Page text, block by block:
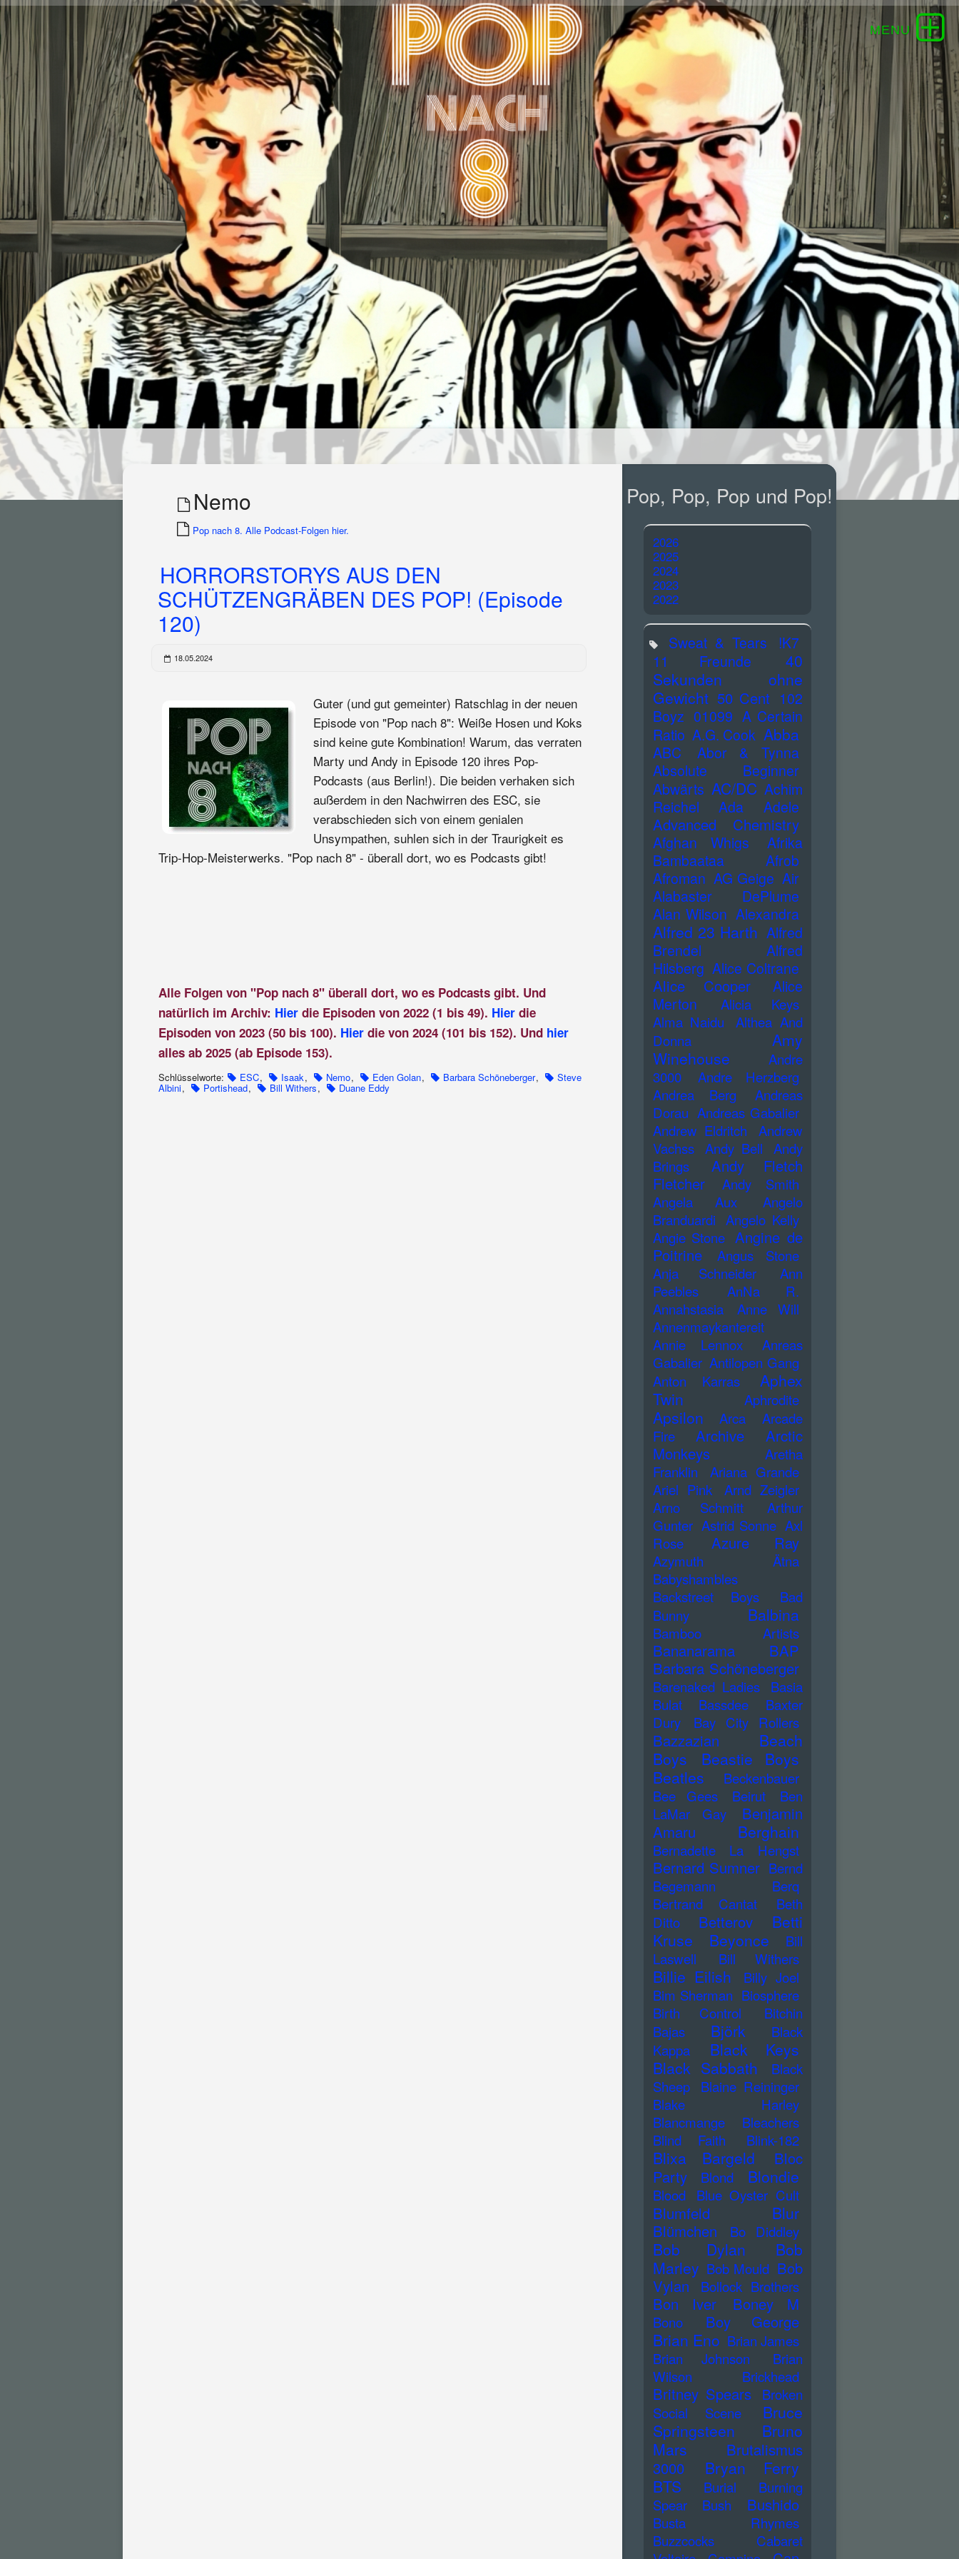
Nemo
Pop nach 8. Alle Podcast-Folgen hier.
HORRORSTORYS AUS DEN
SCHÜTZENGRÄBEN DES POP! (Episode
120)
18.05.2024
Guter (und gut gemeinter) Ratschlag in der neuen
Episode von "Pop nach 8": Weiße Hosen und Koks
sind keine gute Kombination! Warum, das verraten
Marty und Andy in Episode 120 ihres Pop-
Podcasts (aus Berlin!). Die beiden verhaken sich
außerdem in den Nachwirren des ESC, sie
verabschieden sich von einem genialen
Unsympathen, suhlen sich in der Traurigkeit es
Trip-Hop-Meisterwerks. "Pop nach 8" - überall dort, wo es Podcasts gibt!
Alle Folgen von "Pop nach 8" überall dort, wo es Podcasts gibt. Und
natürlich im Archiv: Hier die Episoden von 2022 (1 bis 49). Hier die
Episoden von 2023 (50 bis 100). Hier die von 2024 (101 bis 152). Und hier
alles ab 2025 (ab Episode 153).
Schlüsselworte: ESC, Isaak, Nemo, Eden Golan, Barbara Schöneberger, Steve
Albini, Portishead, Bill Withers, Duane Eddy
Pop, Pop, Pop und Pop!
2026
2025
2024
2023
2022
Sweat & Tears
!K7
11 Freunde
40
Sekunden ohne
Gewicht 50 Cent 102
Boyz 01099 A Certain
Ratio A.G. Cook Abba
ABC
Abor & Tynna
Absolute Beginner
Abwärts AC/DC Achim
Reichel
Ada Adele
Advanced Chemistry
Afghan Whigs
Afrika
Bambaataa
Afrob
Afroman AG Geige Air
Alabaster DePlume
Alan Wilson Alexandra
Alfred 23 Harth Alfred
Brendel
Alfred
Hilsberg Alice Coltrane
Alice Cooper
Alice
Merton
Alicia Keys
Alma Naidu
Althea And
Donna
Amy
Winehouse
Andre
3000
Andre Herzberg
Andrea Berg
Andreas
Dorau Andreas Gabalier
Andrew Eldritch
Andrew
Vachss Andy Bell
Andy
Brings
Andy Fletch
Fletcher
Andy Smith
Angela Aux
Angelo
Branduardi Angelo Kelly
Angie Stone Angine de
Poitrine
Angus Stone
Anja Schneider
Ann
Peebles
AnNa R.
Annahstasia
Anne Will
Annenmaykantereit
Annie Lennox
Anreas
Gabalier Antilopen Gang
Anton Karras
Aphex
Twin
Aphrodite
Apsilon Arca
Arcade
Fire
Archive
Arctic
Monkeys
Aretha
Franklin
Ariana Grande
Ariel Pink
Arnd Zeigler
Arno Schmitt
Arthur
Gunter Astrid Sonne Axl
Rose
Azure Ray
Azymuth
Ätna
Babyshambles
Backstreet Boys
Bad
Bunny
Balbina
Bamboo Artists
Bananarama
BAP
Barbara Schöneberger
Barenaked Ladies
Basia
Bulat
Bassdee
Baxter
Dury
Bay City Rollers
Bazzazian
Beach
Boys
Beastie Boys
Beatles
Beckenbauer
Bee Gees
Beirut
Ben
LaMar Gay
Benjamin
Amaru
Berghain
Bernadette La Hengst
Bernard Sumner Bernd
Begemann
Berq
Bertrand Cantat
Beth
Ditto
Betterov
Betti
Kruse
Beyonce
Bill
Laswell
Bill Withers
Billie Eilish
Billy Joel
Bim Sherman Biosphere
Birth Control
Bitchin
Bajas
Björk
Black
Kappa
Black Keys
Black Sabbath
Black
Sheep
Blaine Reininger
Blake Harley
Blancmange
Bleachers
Blind Faith
Blink-182
Blixa Bargeld
Bloc
Party
Blond Blondie
Blood Blue Oyster Cult
Blumfeld Blur
Blümchen Bo Diddley
Bob Dylan
Bob
Marley Bob Mould Bob
Vylan
Bollock Brothers
Bon Iver Boney M
Bono Boy George
Brian Eno Brian James
Brian Johnson
Brian
Wilson
Brickhead
Britney Spears
Broken
Social Scene
Bruce
Springsteen
Bruno
Mars
Brutalismus
3000
Bryan Ferry
BTS
Burial
Burning
Spear
Bush Bushido
Busta Rhymes
Buzzcocks
Cabaret